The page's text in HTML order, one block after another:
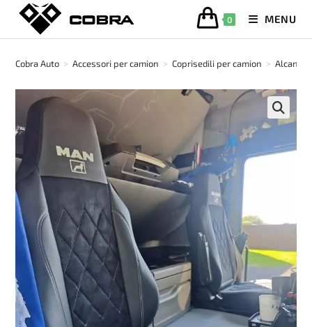
Salta
contenuto
0 MENU
Cobra Auto > Accessori per camion > Coprisedili per camion >
🔍